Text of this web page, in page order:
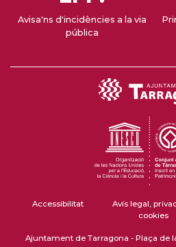
Avisa'ns d'incidències a la via
pública
Accessibilitat
Avís legal,
cookies
Ajuntament de Tarragona - Plaça de